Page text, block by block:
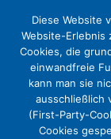
Diese Website
Website-Erlebnis
Cookies, die
einwandfreie
kann man sie
ausschließlich
(First-Party-
Cookies